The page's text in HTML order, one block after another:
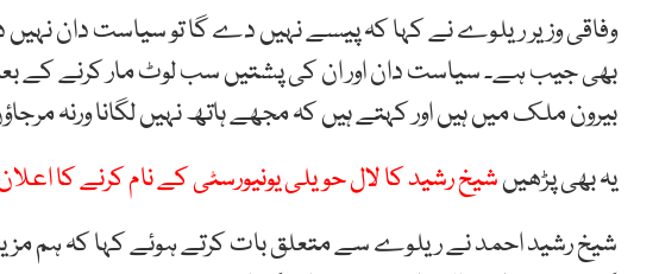
وفاقی وزیر ریلوے نے کہا کہ پیسے نہیں دے گا تو سیاست دان
بھی جیب ہے۔ سیاست دان اور ان کی پشتیں سب لوٹ مار کرنے کے
بیرون ملک میں ہیں اور کہتے ہیں کہ مجھے ہاتھ نہیں لگانا ورنہ
یہ بھی پڑھیںشیخ رشید کا لال حویلی یونیورسٹی کے نام کرنے کا